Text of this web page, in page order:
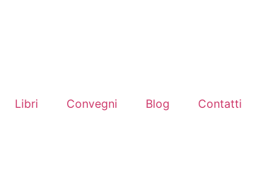
Libri Convegni Blog Contatti